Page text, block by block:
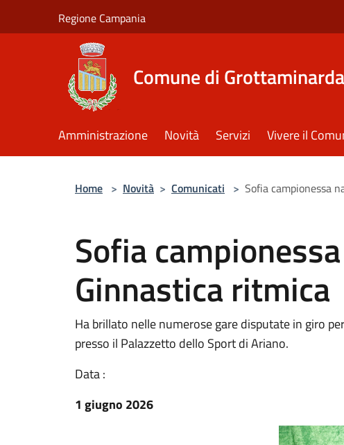
Regione Campania
Comune di Grottaminarda
Amministrazione Novità Servizi Vivere il
Home > Novità > Comunicati > Sofia campionessa
Sofia
Ginnastica ritmica
Ha brillato nelle numerose gare disputate in giro
presso il Palazzetto dello Sport di Ariano.
Data :
1 giugno 2026